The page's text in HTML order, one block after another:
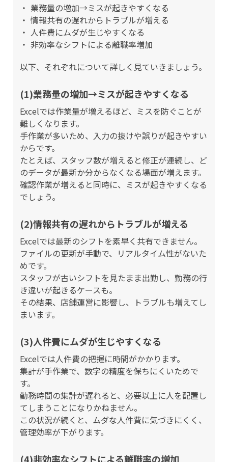
業務量の増加→ミスが起きやすくなる
情報共有の遅れからトラブルが増える
人件費にムダが生じやすくなる
非効率なシフトによる離職率増加
以下、それぞれについて詳しく見ていきましょう。
(1)業務量の増加→ミスが起きやすくなる
Excelでは作業量が増えるほど、ミスを防ぐことが
難しくなります。
手作業が多いため、入力の抜けや誤りが起きやすい
からです。
たとえば、スタッフ数が増えると修正が連続し、ど
のデータが最新か分からなくなる場面が増えます。
確認作業が増えると同時に、ミスが起きやすくなる
でしょう。
(2)情報共有の遅れからトラブルが増える
Excelでは最新のシフトを素早く共有できません。
ファイルの更新が手動で、リアルタイム性がないた
めです。
スタッフが古いシフトを見たまま出勤し、勤務の行
き違いが起きるケースも。
その結果、店舗運営に影響し、トラブルも増えてし
まいます。
(3)人件費にムダが生じやすくなる
Excelでは人件費の把握に時間がかかります。
集計が手作業で、数字の精度を保ちにくいためで
す。
勤務時間の集計が遅れると、必要以上に人を配置し
てしまうことになりかねません。
この状況が続くと、ムダな人件費に気づきにくく、
管理効率が下がります。
(4)非効率なシフトによる離職率の増加